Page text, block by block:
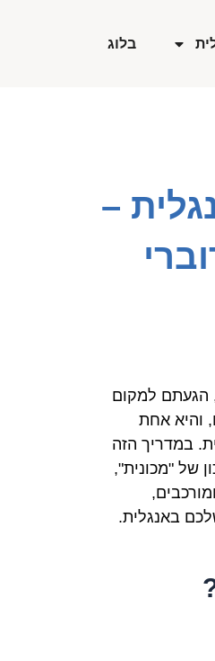
בלוג
–
הגעתם למקום
והיא אחת
במדריך הזה
של "מכונית",
באנגלית.